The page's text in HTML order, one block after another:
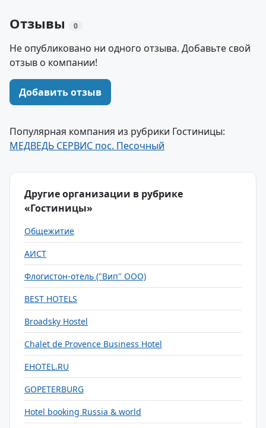
Отзывы 0
Не опубликовано ни одного отзыва. Добавьте свой
отзыв о компании!
Добавить отзыв
Популярная компания из рубрики Гостиницы:
МЕДВЕДЬ СЕРВИС пос. Песочный
Другие организации в рубрике
«Гостиницы»
Общежитие
АИСТ
Флогистон-отель ("Вип" ООО)
BEST HOTELS
Broadsky Hostel
Chalet de Provence Business Hotel
EHOTEL.RU
GOPETERBURG
Hotel booking Russia & world